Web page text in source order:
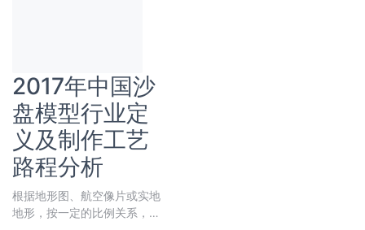
2017年中国沙
盘模型行业定
义及制作工艺
路程分析
根据地形图、航空像片或实地
地形，按一定的比例关系，用